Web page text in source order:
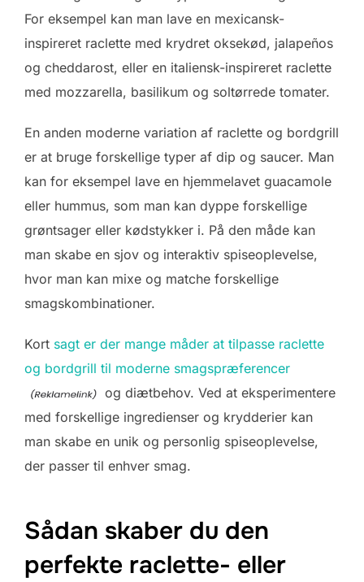
For eksempel kan man lave en mexicansk-
inspireret raclette med krydret oksekød, jalapeños
og cheddarost, eller en italiensk-inspireret raclette
med mozzarella, basilikum og soltørrede tomater.
En anden moderne variation af raclette og bordgrill
er at bruge forskellige typer af dip og saucer. Man
kan for eksempel lave en hjemmelavet guacamole
eller hummus, som man kan dyppe forskellige
grøntsager eller kødstykker i. På den måde kan
man skabe en sjov og interaktiv spiseoplevelse,
hvor man kan mixe og matche forskellige
smagskombinationer.
Kort sagt er der mange måder at tilpasse raclette
og bordgrill til moderne smagspræferencer
og diætbehov. Ved at eksperimentere
med forskellige ingredienser og krydderier kan
man skabe en unik og personlig spiseoplevelse,
der passer til enhver smag.
Sådan skaber du den
perfekte raclette- eller